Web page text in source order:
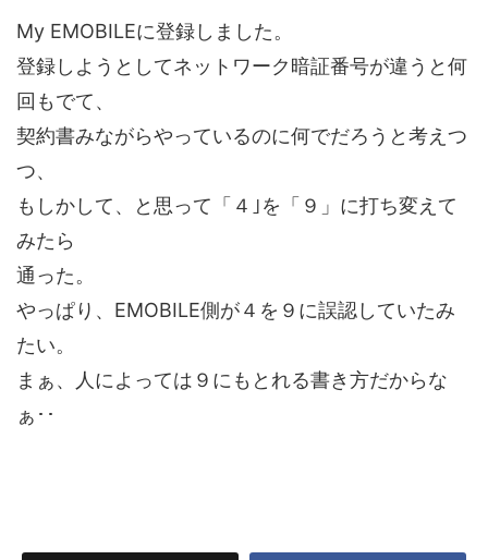
My EMOBILEに登録しました。
登録しようとしてネットワーク暗証番号が違うと何
回もでて、
契約書みながらやっているのに何でだろうと考えつ
つ、
もしかして、と思って「４｣を「９」に打ち変えて
みたら
通った。
やっぱり、EMOBILE側が４を９に誤認していたみ
たい。
まぁ、人によっては９にもとれる書き方だからな
ぁ･･